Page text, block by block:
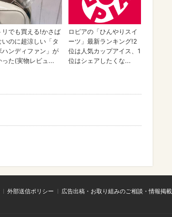
外部送信ポリシー
広告出稿・お取り組みのご相談・情報掲